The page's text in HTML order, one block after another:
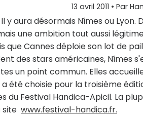
13 avril 2011 • Par
y aura désormais Nîmes ou Lyon.
une ambition tout aussi
que Cannes déploie son lot de
des stars américaines, Nîmes
un point commun. Elles
été choisie pour la troisième
du Festival Handica-Apicil. La
site www.festival-handica.fr.